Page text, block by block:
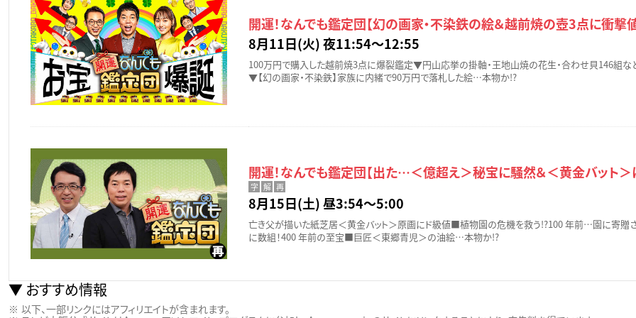
開運！なんでも鑑定団【幻の画家・不染鉄の絵＆越前焼の壺3点に衝撃
8月11日(火) 夜11:54〜12:55
100万円で購入した越前焼3点に爆裂鑑定▼円山応挙の掛軸・王地山焼の花生・合わせ貝146組な
▼【幻の画家・不染鉄】家族に内緒で90万円で落札した絵…本物か!?
開運！なんでも鑑定団【出た…＜億超え＞秘宝に騒然＆＜黄金バット＞
字 解 再
8月15日(土) 昼3:54〜5:00
亡き父が描いた紙芝居＜黄金バット＞原画にド級値■植物園の危機を救う!?100 年前…園に寄贈
に数組！400 年前の至宝■巨匠＜東郷青児＞の油絵…本物か!?
おすすめ情報
以下、一部リンクにはアフィリエイトが含まれます。